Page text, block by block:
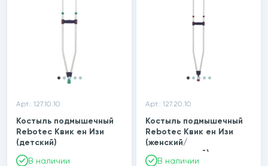
Арт.: 127.10.10
Костыль подмышечный
Rebotec Квик ен Изи
(детский)
В наличии
Арт.: 127.20.10
Костыль подмышечный
Rebotec Квик ен Изи
(женский/
подростковый)
В наличии
подъемников